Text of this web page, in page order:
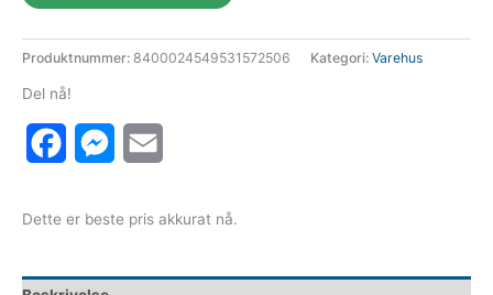
Produktnummer: 8400024549531572506 Kategori: Varehus
Del nå!
FacebookMessenger
Dette er beste pris akkurat nå.